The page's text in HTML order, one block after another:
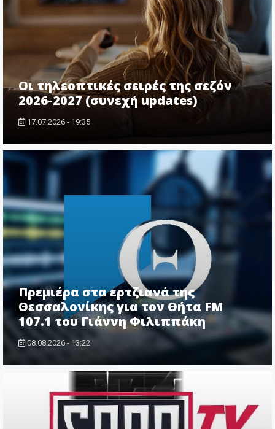
Οι τηλεοπτικές σειρές της σεζόν
2026-2027 (συνεχή updates)
17.07.2026 - 19:35
Πρεμιέρα στα ερτζιανά της
Θεσσαλονίκης για τον Θήτα FM
107.1 του Γιάννη Φιλιππάκη
08.08.2026 - 13:22